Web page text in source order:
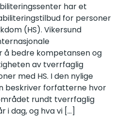
har et
for personer
(HS). Vikersund
å bedre kompetansen og
av tverrfaglig
med HS. I den nylige
beskriver forfatterne hvor
rundt tverrfaglig
i dag, og hva vi [...]